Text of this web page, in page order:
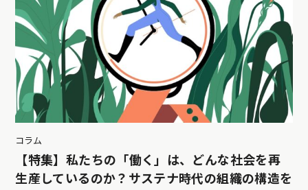
コラム
【特集】私たちの「働く」は、どんな社会を再
生産しているのか？サステナ時代の組織の構造を